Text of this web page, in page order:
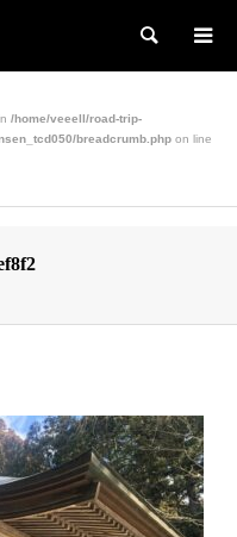
検索
/home/veeell/road-trip-
breadcrumb.php on line